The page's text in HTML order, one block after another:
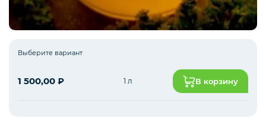
Стейки и уха
Филе
Выберите вариант
1 500,00 ₽ 1 л В корзину